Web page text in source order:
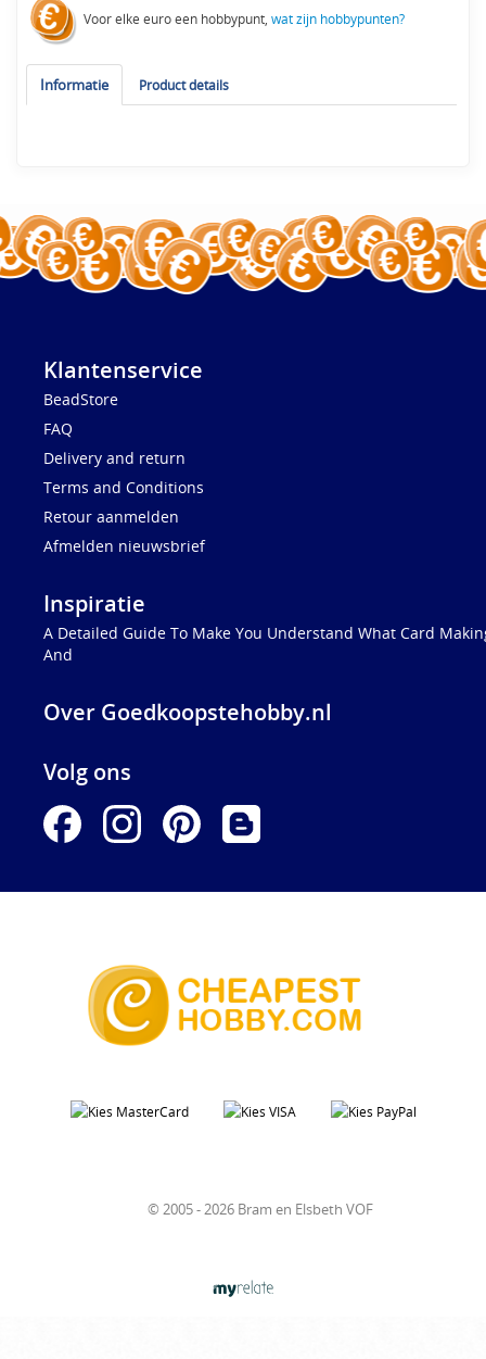
Voor elke euro een hobbypunt,wat zijn hobbypunten?
Informatie Product details
Klantenservice
BeadStore
FAQ
Delivery and return
Terms and Conditions
Retour aanmelden
Afmelden nieuwsbrief
Inspiratie
A Detailed Guide To Make You Understand What Card
And
Over Goedkoopstehobby.nl
Volg ons
© 2005 - 2026 Bram en Elsbeth VOF